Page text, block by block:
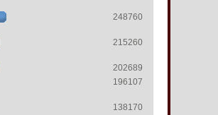
248760
215260
202689
196107
138170